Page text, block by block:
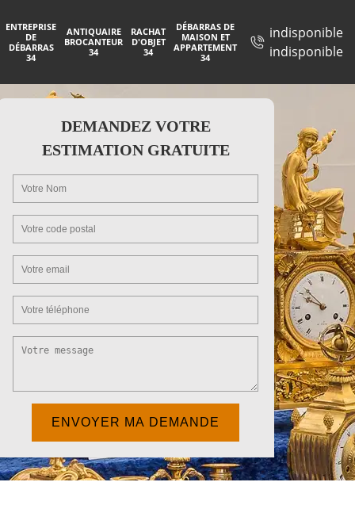
ENTREPRISE
DE
DÉBARRAS
34
ANTIQUAIRE
BROCANTEUR
34
RACHAT
D'OBJET
34
DÉBARRAS DE
MAISON ET
APPARTEMENT
34
indisponible
indisponible
DEMANDEZ VOTRE
ESTIMATION GRATUITE